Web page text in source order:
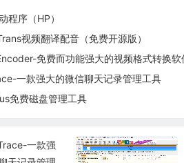
程序（HP）
视频翻译配音（免费开源版）
一款强大的微信聊天记录管理工具
免费磁盘管理工具